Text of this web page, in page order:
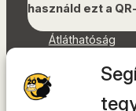
használd ezt a
Átláthatóság
Oldaltérkép